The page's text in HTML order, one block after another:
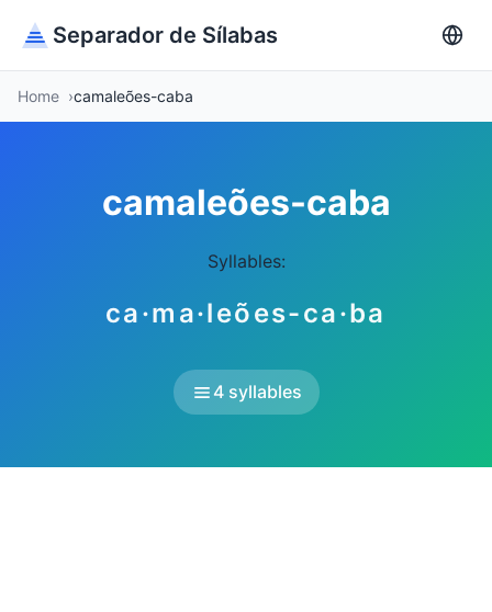
Separador de Sílabas
Home camaleões-caba
camaleões-caba
Syllables:
ca·ma·leões-ca·ba
4 syllables